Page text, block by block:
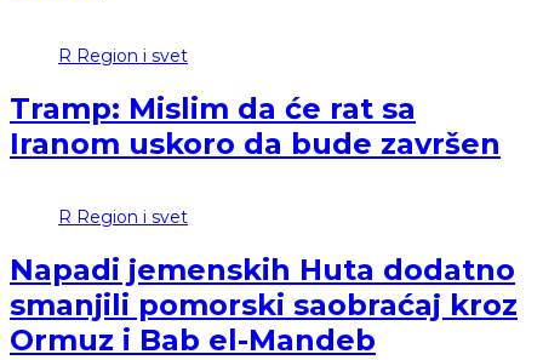
R Region i svet
Tramp: Mislim da će rat sa
Iranom uskoro da bude završen
R Region i svet
Napadi jemenskih Huta dodatno
smanjili pomorski saobraćaj kroz
Ormuz i Bab el-Mandeb